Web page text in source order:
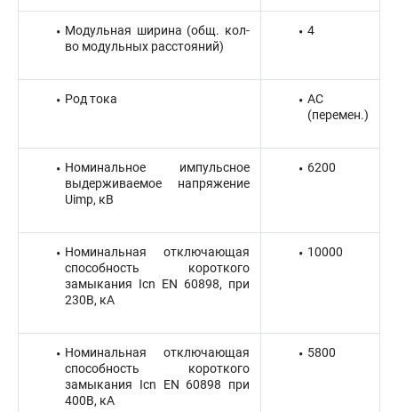
Модульная ширина (общ. кол-
во модульных расстояний)
4
Род тока
AC
(перемен.)
Номинальное импульсное
выдерживаемое напряжение
Uimp, кВ
6200
Номинальная отключающая
способность короткого
замыкания Icn EN 60898, при
230В, кА
10000
Номинальная отключающая
способность короткого
замыкания Icn EN 60898 при
400В, кА
5800